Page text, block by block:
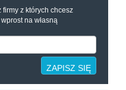
z których chcesz
na własną
ZAPISZ SIĘ